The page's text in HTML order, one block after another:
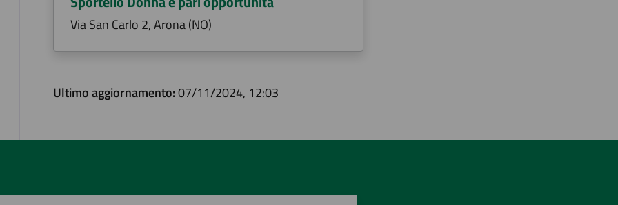
Via San Carlo 2, Arona (NO)
Ultimo aggiornamento:07/11/2024, 12:03